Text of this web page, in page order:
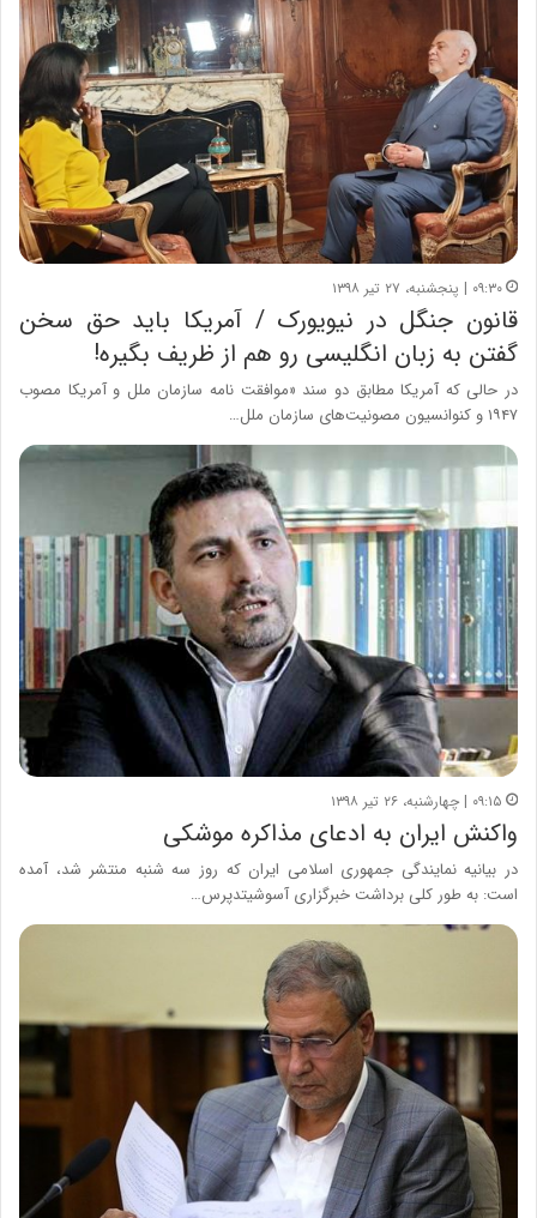
۰۹:۳۰ | پنجشنبه، ۲۷ تیر ۱۳۹۸
قانون جنگل در نیویورک / آمریکا باید حق سخن
گفتن به زبان انگلیسی رو هم از ظریف بگیره!
در حالی که آمریکا مطابق دو سند «موافقت نامه سازمان ملل و آمریکا مصوب
۱۹۴۷ و کنوانسیون مصونیت‌های سازمان ملل…
۰۹:۱۵ | چهارشنبه، ۲۶ تیر ۱۳۹۸
واکنش ایران به ادعای مذاکره موشکی
در بیانیه نمایندگی جمهوری اسلامی ایران که روز سه شنبه منتشر شد، آمده
است: به طور کلی برداشت خبرگزاری آسوشیتدپرس…